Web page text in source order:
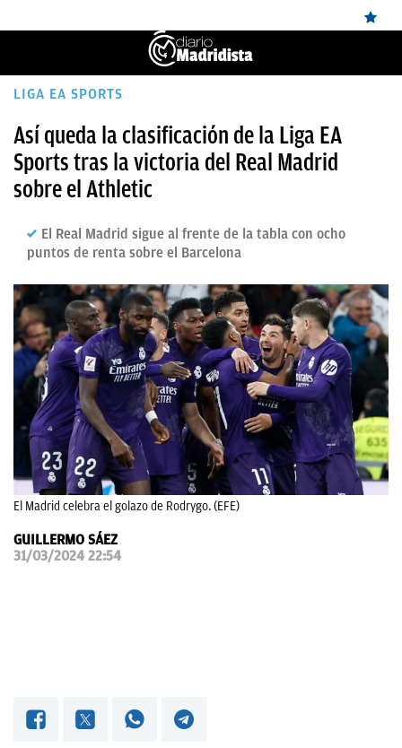
ÚLTIMAS
NOTICIAS
REAL
MADRID
CANTERA
FICHAJES
DIRECTO
FEMENINO
PAPARAZZI
OKDIARIO
LIGA EA SPORTS
Así queda la clasificación de la Liga EA
Sports tras la victoria del Real Madrid
sobre el Athletic
El Real Madrid sigue al frente de la tabla con ocho
puntos de renta sobre el Barcelona
El Madrid celebra el golazo de Rodrygo. (EFE)
GUILLERMO SÁEZ
31/03/2024 22:54